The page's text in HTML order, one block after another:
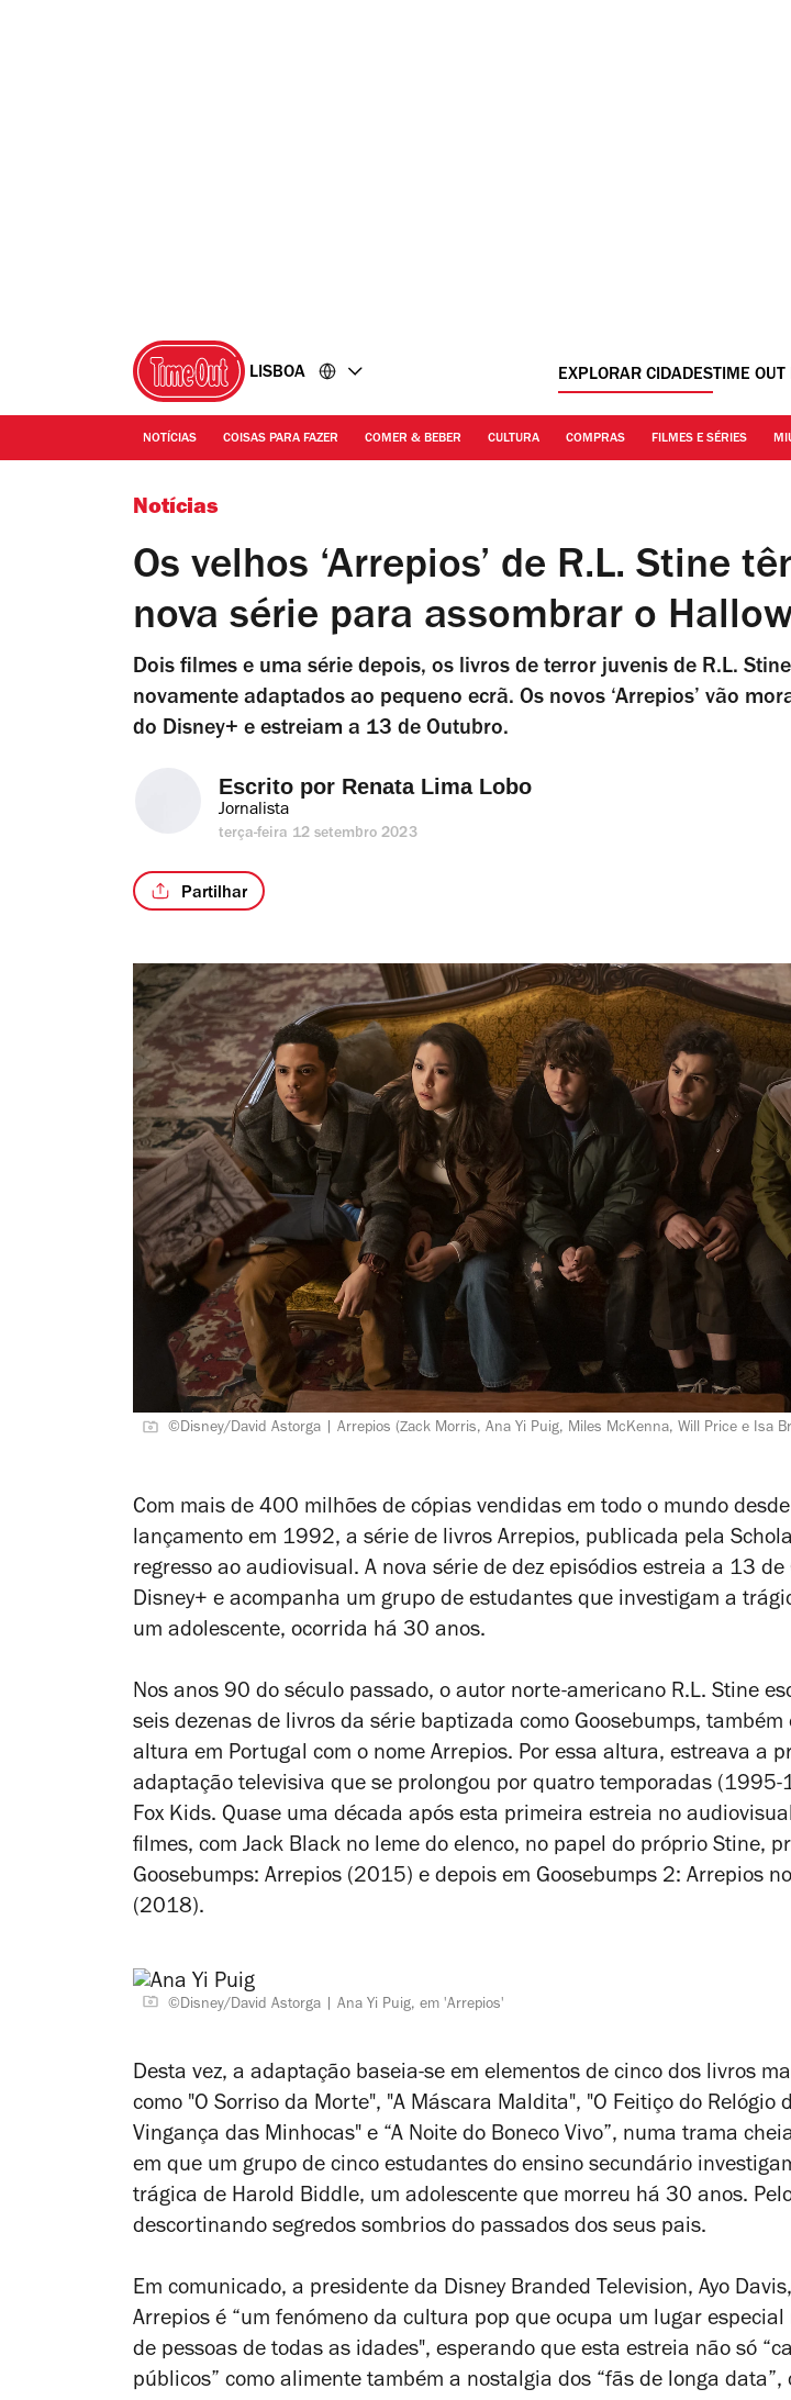
LISBOA EXPLORAR CIDADESTIME
NOTÍCIAS COISAS PARA FAZER COMER & BEBER CULTURA COMPRAS FILMES E SÉRIES
Notícias
Os velhos ‘Arrepios’ de R.L. Stine
nova série para assombrar o
Dois filmes e uma série depois, os livros de terror juvenis de R.L.
novamente adaptados ao pequeno ecrã. Os novos ‘Arrepios’ vão
do Disney+ e estreiam a 13 de Outubro.
Escrito por Renata Lima Lobo
Jornalista
terça-feira 12 setembro 2023
Partilhar
©Disney/David Astorga | Arrepios (Zack Morris, Ana Yi Puig, Miles McKenna, Will Price e Isa
Com mais de 400 milhões de cópias vendidas em todo o mundo
lançamento em 1992, a série de livros Arrepios, publicada pela
regresso ao audiovisual. A nova série de dez episódios estreia a 13 de
Disney+ e acompanha um grupo de estudantes que investigam a
um adolescente, ocorrida há 30 anos.
Nos anos 90 do século passado, o autor norte-americano R.L. Stine
seis dezenas de livros da série baptizada como Goosebumps, também
altura em Portugal com o nome Arrepios. Por essa altura, estreava a
adaptação televisiva que se prolongou por quatro temporadas
Fox Kids. Quase uma década após esta primeira estreia no
filmes, com Jack Black no leme do elenco, no papel do próprio Stine,
Goosebumps: Arrepios (2015) e depois em Goosebumps 2: Arrepios
(2018).
©Disney/David Astorga Ana Yi Puig, em 'Arrepios'
Desta vez, a adaptação baseia-se em elementos de cinco dos livros
como "O Sorriso da Morte", "A Máscara Maldita", "O Feitiço do Relógio
Vingança das Minhocas" e “A Noite do Boneco Vivo”, numa trama
em que um grupo de cinco estudantes do ensino secundário
trágica de Harold Biddle, um adolescente que morreu há 30 anos.
descortinando segredos sombrios do passados dos seus pais.
Em comunicado, a presidente da Disney Branded Television, Ayo
Arrepios é “um fenómeno da cultura pop que ocupa um lugar especial
de pessoas de todas as idades", esperando que esta estreia não só
públicos” como alimente também a nostalgia dos “fãs de longa data”,